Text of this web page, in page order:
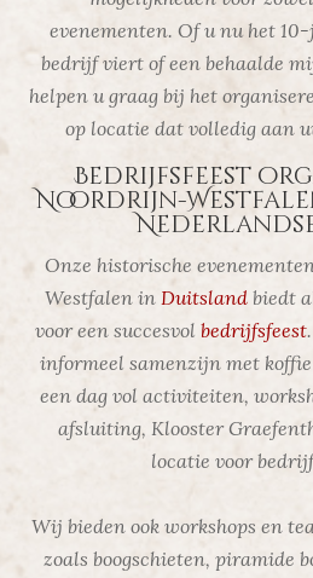
evenementen. Of u nu het
bedrijf viert of een behaalde
helpen u graag bij het
op locatie dat volledig aan
Bedrijfsfeest
Noordrijn-
Onze historische
Westfalen in Duitslandbiedt
voor een succesvol bedrijfsfeest
informeel samenzijn met
een dag vol activiteiten,
afsluiting, Klooster
locatie voor
Wij bieden ook workshops en
zoals boogschieten, piramide